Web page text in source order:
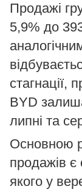
Продажі
5,9% до
стагнації,
BYD
липні та
Основною
продажів
якого у